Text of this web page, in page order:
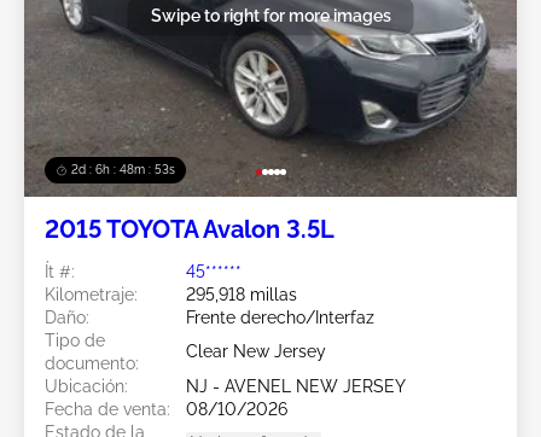
2d : 6h : 48m : 51s
Swipe to right for more images
2015 TOYOTA Avalon 3.5L
Ít #:
45******
Kilometraje:
295,918 millas
Daño:
Frente derecho/Interfaz
Tipo de
documento:
Clear New Jersey
Ubicación:
NJ - AVENEL NEW JERSEY
Fecha de venta:
08/10/2026
Estado de la